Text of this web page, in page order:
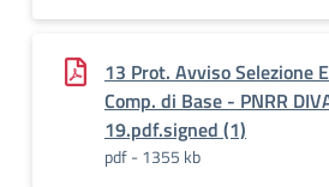
13 Prot. Avviso Selezione
Comp. di Base - PNRR
19.pdf.signed (1)
pdf - 1355 kb